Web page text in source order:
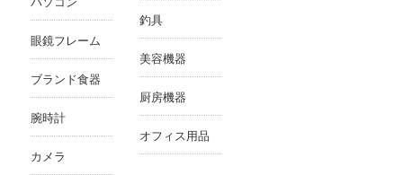
眼鏡フレーム
ブランド食器
腕時計
カメラ
釣具
美容機器
厨房機器
オフィス用品